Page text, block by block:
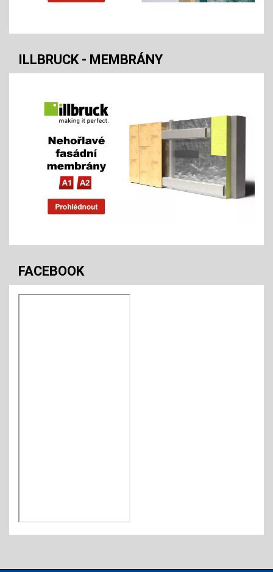
ILLBRUCK - MEMBRÁNY
FACEBOOK